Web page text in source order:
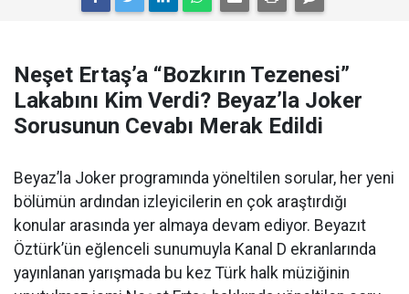
Neşet Ertaş’a “Bozkırın Tezenesi”
Lakabını Kim Verdi? Beyaz’la Joker
Sorusunun Cevabı Merak Edildi
Beyaz’la Joker programında yöneltilen sorular, her yeni
bölümün ardından izleyicilerin en çok araştırdığı
konular arasında yer almaya devam ediyor. Beyazıt
Öztürk’ün eğlenceli sunumuyla Kanal D ekranlarında
yayınlanan yarışmada bu kez Türk halk müziğinin